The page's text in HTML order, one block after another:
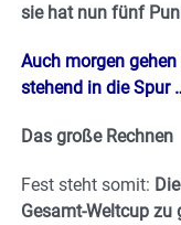
sie hat nun fünf
Auch morgen
stehend in die Spur
Das große Rechnen
Fest steht somit:
Gesamt-Weltcup